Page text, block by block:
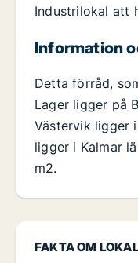
FAKTA OM
Industrilokal att
Information
Detta förråd,
Lager ligger på
Västervik ligger
ligger i Kalmar
m2.